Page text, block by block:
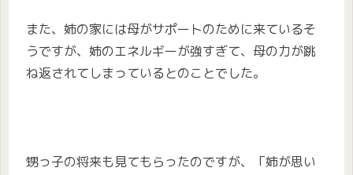
また、姉の家には母がサポートのために来ているそ
うですが、姉のエネルギーが強すぎて、母の力が跳
ね返されてしまっているとのことでした。
甥っ子の将来も見てもらったのですが、「姉が思い